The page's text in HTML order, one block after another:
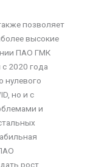
позволяет
высокие
ПАО ГМК
2020 года
нулевого
но и с
и
рост